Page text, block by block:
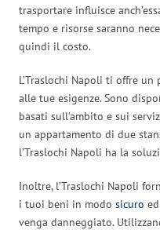
trasportare influisce
tempo e risorse saranno
quindi il costo.
L’Traslochi Napoli ti offre
alle tue esigenze. Sono
basati sull’ambito e sui
un appartamento di due
l’Traslochi Napoli ha la
Inoltre, l’Traslochi Napoli
i tuoi beni in modo sicuro
venga danneggiato.